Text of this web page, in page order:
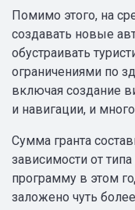
Помимо этого, на
создавать новые
обустраивать
ограничениями по
включая создание
и навигации, и
Сумма гранта
зависимости от
программу в этом
заложено чуть